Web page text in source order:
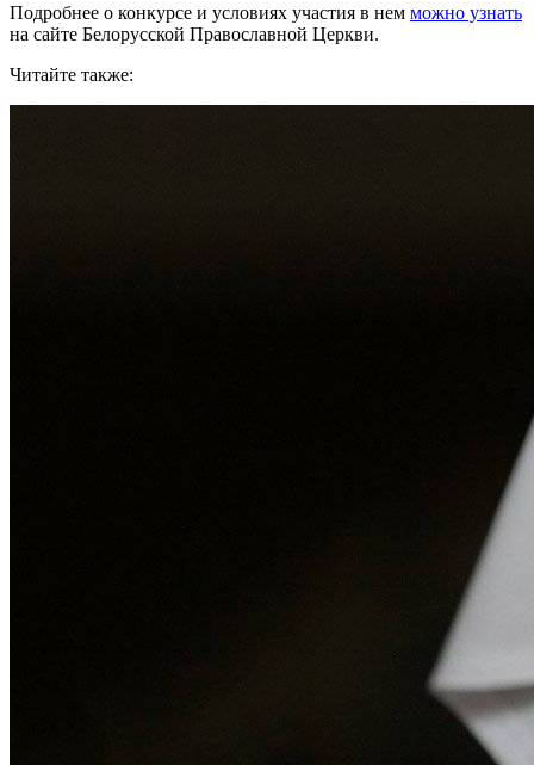
Подробнее о конкурсе и условиях участия в нем можно узнать
на сайте Белорусской Православной Церкви.
Читайте также: